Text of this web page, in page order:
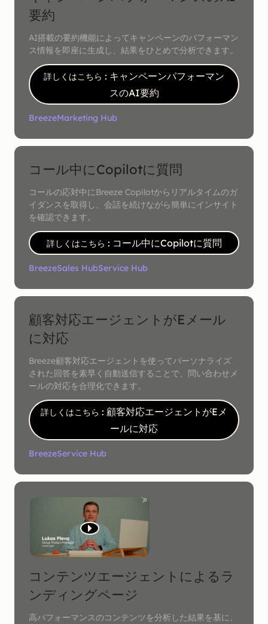
要約
AI搭載の要約機能によってキャンペーンのパフォーマン
ス情報を即座に生成し、結果をひとめで分析できます。
詳しくはこちら : キャンペーンパフォーマン
スのAI要約
BreezeMarketing Hub
コール中にCopilotに質問
コールの応対中にBreeze Copilotからリアルタイムのガ
イダンスを取得し、会話を続けながら簡単にインサイト
を確認できます。
詳しくはこちら : コール中にCopilotに質問
BreezeSales HubService Hub
顧客対応エージェントがEメール
に対応
Breeze顧客対応エージェントを使ってパーソナライズ
された回答を素早く自動送信することで、問い合わせメ
ールの対応を合理化できます。
詳しくはこちら : 顧客対応エージェントがEメ
ールに対応
BreezeService Hub
コンテンツエージェントによるラ
ンディングページ
高パフォーマンスのコンテンツを分析した結果を基に、